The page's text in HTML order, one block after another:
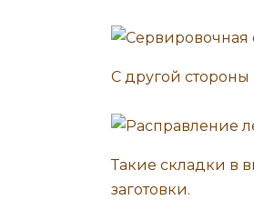
С другой стороны
Такие складки в
заготовки.